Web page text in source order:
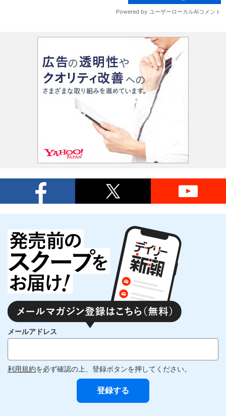
メールアドレス
利用規約を必ず確認の上、登録ボタンを押してください。